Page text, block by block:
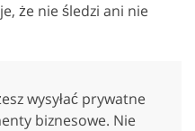
że nie śledzi ani nie
wysyłać prywatne
biznesowe. Nie